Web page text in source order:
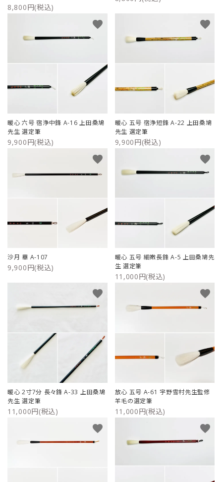
8,800円(税込)
暖心 六号 宿浄中鋒 A-16 上田桑鳩
先生 選定筆
9,900円(税込)
favorite
暖心 五号 宿浄短鋒 A-22 上田桑鳩
先生 選定筆
9,900円(税込)
favorite
沙月 畢 A-107
9,900円(税込)
favorite
暖心 五号 細嫩長鋒 A-5 上田桑鳩先
生 選定筆
11,000円(税込)
favorite
暖心 2寸7分 長々鋒 A-33 上田桑鳩
先生 選定筆
11,000円(税込)
favorite
放心 五号 A-61 宇野雪村先生監修
羊毛の選定筆
11,000円(税込)
favorite
favorite favorite